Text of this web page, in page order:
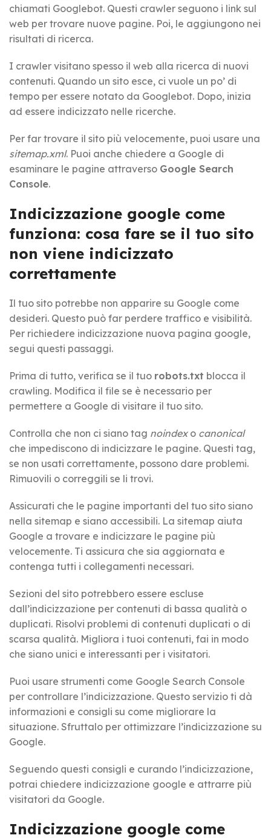
chiamati Googlebot. Questi crawler seguono i link sul
web per trovare nuove pagine. Poi, le aggiungono nei
risultati di ricerca.
I crawler visitano spesso il web alla ricerca di nuovi
contenuti. Quando un sito esce, ci vuole un po’ di
tempo per essere notato da Googlebot. Dopo, inizia
ad essere indicizzato nelle ricerche.
Per far trovare il sito più velocemente, puoi usare una
sitemap.xml. Puoi anche chiedere a Google di
esaminare le pagine attraverso Google Search
Console.
Indicizzazione google come
funziona: cosa fare se il tuo sito
non viene indicizzato
correttamente
Il tuo sito potrebbe non apparire su Google come
desideri. Questo può far perdere traffico e visibilità.
Per richiedere indicizzazione nuova pagina google,
segui questi passaggi.
Prima di tutto, verifica se il tuo robots.txt blocca il
crawling. Modifica il file se è necessario per
permettere a Google di visitare il tuo sito.
Controlla che non ci siano tag noindexo canonical
che impediscono di indicizzare le pagine. Questi tag,
se non usati correttamente, possono dare problemi.
Rimuovili o correggili se li trovi.
Assicurati che le pagine importanti del tuo sito siano
nella sitemap e siano accessibili. La sitemap aiuta
Google a trovare e indicizzare le pagine più
velocemente. Ti assicura che sia aggiornata e
contenga tutti i collegamenti necessari.
Sezioni del sito potrebbero essere escluse
dall’indicizzazione per contenuti di bassa qualità o
duplicati. Risolvi problemi di contenuti duplicati o di
scarsa qualità. Migliora i tuoi contenuti, fai in modo
che siano unici e interessanti per i visitatori.
Puoi usare strumenti come Google Search Console
per controllare l’indicizzazione. Questo servizio ti dà
informazioni e consigli su come migliorare la
situazione. Sfruttalo per ottimizzare l’indicizzazione su
Google.
Seguendo questi consigli e curando l’indicizzazione,
potrai chiedere indicizzazione google e attrarre più
visitatori da Google.
Indicizzazione google come